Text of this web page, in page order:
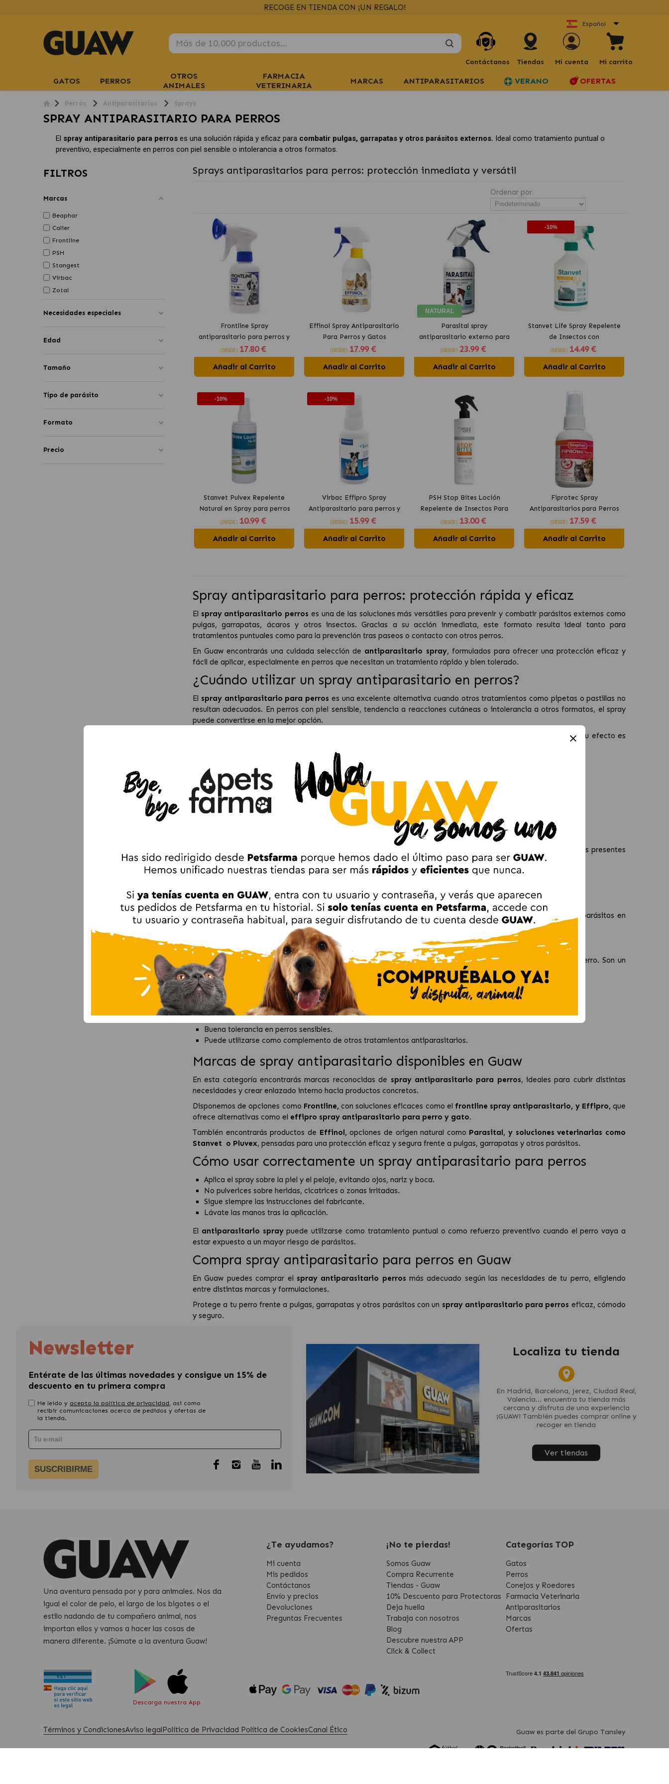
ENVÍOS GRATIS > 39€EN 24/48H+ INFO
Español
Contáctanos Tiendas Mi cuenta Mi carrito
GATOS PERROS
OTROS
ANIMALES
FARMACIA
VETERINARIA
MARCAS ANTIPARASITARIOS VERANO OFERTAS
Perros Antiparasitarios Sprays
SPRAY ANTIPARASITARIO PARA PERROS
El spray antiparasitario para perros es una solución rápida y eficaz para combatir pulgas, garrapatas y otros parásitos externos. Ideal como tratamiento puntual o
preventivo, especialmente en perros con piel sensible o intolerancia a otros formatos.
FILTROS
Marcas
Beaphar
Calier
Frontline
PSH
Stangest
Virbac
Zotal
Necesidades especiales
Edad
Tamaño
Tipo de parásito
Formato
Precio
Sprays antiparasitarios para perros: protección inmediata y versátil
Ordenar por
Frontline Spray
antiparasitario para perros y
gatos
(DESDE) 17.80 €
Añadir al Carrito
Effinol Spray Antiparasitario
Para Perros y Gatos
(DESDE) 17.99 €
Añadir al Carrito
NATURAL
Parasital spray
antiparasitario externo para
perros
(DESDE) 23.99 €
Añadir al Carrito
-10%
Stanvet Life Spray Repelente
de Insectos con
Absorbeolores
(DESDE) 14.49 €
Añadir al Carrito
-10%
Stanvet Pulvex Repelente
Natural en Spray para perros
y gatos
(DESDE) 10.99 €
Añadir al Carrito
-10%
Virbac Effipro Spray
Antiparasitario para perros y
gatos
(DESDE) 15.99 €
Añadir al Carrito
PSH Stop Bites Loción
Repelente de Insectos Para
Perros Y Gatos
(DESDE) 13.00 €
Añadir al Carrito
Fiprotec Spray
Antiparasitarios para Perros
y Gatos Beaphar
(DESDE) 17.59 €
Añadir al Carrito
Spray antiparasitario para perros: protección rápida y eficaz
El spray antiparasitario perros es una de las soluciones más versátiles para prevenir y combatir parásitos externos como
pulgas, garrapatas, ácaros y otros insectos. Gracias a su acción inmediata, este formato resulta ideal tanto para
tratamientos puntuales como para la prevención tras paseos o contacto con otros perros.
En Guaw encontrarás una cuidada selección de antiparasitario spray, formulados para ofrecer una protección eficaz y
fácil de aplicar, especialmente en perros que necesitan un tratamiento rápido y bien tolerado.
¿Cuándo utilizar un spray antiparasitario en perros?
El spray antiparasitario para perros es una excelente alternativa cuando otros tratamientos como pipetas o pastillas no
resultan adecuados. En perros con piel sensible, tendencia a reacciones cutáneas o intolerancia a otros formatos, el spray
puede convertirse en la mejor opción.
También es especialmente útil cuando se necesita un alivio rápido del picor provocado por parásitos, ya que su efecto es
Qué parásitos combate un spray antiparasitario
Unmejor spray antiparasitario perros puede actuar frente a diferentes parásitos externos, entre ellos:
Pulgas.
Garrapatas.
Además, algunos sprays permiten su uso tanto sobre el perro como en su entorno, ayudando a eliminar parásitos presentes
en camas, mantas o zonas de descanso y evitando reinfestaciones.
Tipos de spray antiparasitario para perros
Spray de aplicación directa sobre el perro
Este tipo de spray antiparasitario perros
se aplica directamente sobre la piel y el pelaje, atacando a los parásitos en
contacto y proporcionando un alivio rápido del malestar.
Spray para el entorno
Los sprays ambientales están diseñados para eliminar pulgas, garrapatas y otros parásitos del entorno del perro. Son un
complemento ideal para reforzar la protección y evitar nuevas infestaciones.
Ventajas del spray antiparasitario para perros
Acción rápida frente a parásitos externos.
Formato fácil de aplicar y transportar.
Buena tolerancia en perros sensibles.
Puede utilizarse como complemento de otros tratamientos antiparasitarios.
Marcas de spray antiparasitario disponibles en Guaw
En esta categoría encontrarás marcas reconocidas de spray antiparasitario para perros, ideales para cubrir distintas
necesidades y crear enlazado interno hacia productos concretos.
Disponemos de opciones como Frontline,con soluciones eficaces como el frontline spray antiparasitario, y Effipro,que
ofrece alternativas como el effipro spray antiparasitario para perro y gato.
También encontrarás productos de Effinol, opciones de origen natural como Parasital, y soluciones veterinarias como
Stanvet o Pluvex, pensadas para una protección eficaz y segura frente a pulgas, garrapatas y otros parásitos.
Cómo usar correctamente un spray antiparasitario para perros
Aplica el spray sobre la piel y el pelaje, evitando ojos, nariz y boca.
No pulverices sobre heridas, cicatrices o zonas irritadas.
Sigue siempre las instrucciones del fabricante.
Lávate las manos tras la aplicación.
El antiparasitario spraypuede utilizarse como tratamiento puntual o como refuerzo preventivo cuando el perro vaya a
estar expuesto a un mayor riesgo de parásitos.
Compra spray antiparasitario para perros en Guaw
En Guaw puedes comprar el spray antiparasitario perros más adecuado según las necesidades de tu perro, eligiendo
entre distintas marcas y formulaciones.
Protege a tu perro frente a pulgas, garrapatas y otros parásitos con un spray antiparasitario para perros eficaz, cómodo
y seguro.
Newsletter
Entérate de las últimas novedades y consigue un 15% de
descuento en tu primera compra
He leído y acepto la política de privacidad, asi como
recibir comunicaciones acerca de pedidos y ofertas de
la tienda.
SUSCRIBIRME
Localiza tu tienda
En Madrid, Barcelona, Jerez, Ciudad Real,
Valencia... encuentra tu tienda más
cercana y disfruta de una experiencia
¡GUAW! También puedes comprar online y
recoger en tienda
Ver tiendas
Una aventura pensada por y para animales. Nos da
igual el color de pelo, el largo de los bigotes o el
estilo nadando de tu compañero animal, nos
importan ellos y vamos a hacer las cosas de
manera diferente. ¡Súmate a la aventura Guaw!
¿Te ayudamos?
Mi cuenta
Mis pedidos
Contáctanos
Envío y precios
Devoluciones
Preguntas Frecuentes
¡No te pierdas!
Somos Guaw
Compra Recurrente
Tiendas - Guaw
10% Descuento para Protectoras
Deja huella
Trabaja con nosotros
Blog
Descubre nuestra APP
Click & Collect
Categorías TOP
Gatos
Perros
Conejos y Roedores
Farmacia Veterinaria
Antiparasitarios
Marcas
Ofertas
Descarga nuestra App
Términos y CondicionesAviso legalPolítica de Privacidad Política de CookiesCanal Ético
Guaw S.L. B42793976, C/ Virgilio 25 Edificio Ayessa, 28223 Pozuelo de Alarcón, Madrid. (Spain)
Guaw es parte del Grupo Tansley